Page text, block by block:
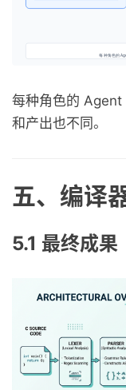
每种角色的 Agent
和产出也不同。
五、编译
5.1 最终成果